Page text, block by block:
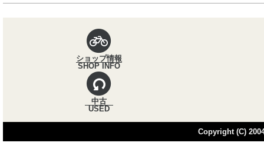
ショップ情報
SHOP INFO
中古
USED
Copyright (C)